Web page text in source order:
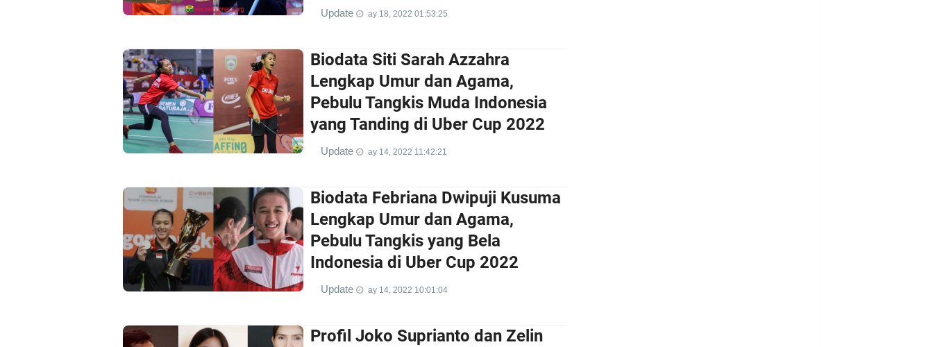
Update ay 18, 2022 01:53:25
Biodata Siti Sarah Azzahra
Lengkap Umur dan Agama,
Pebulu Tangkis Muda Indonesia
yang Tanding di Uber Cup 2022
Update ay 14, 2022 11:42:21
Biodata Febriana Dwipuji Kusuma
Lengkap Umur dan Agama,
Pebulu Tangkis yang Bela
Indonesia di Uber Cup 2022
Update ay 14, 2022 10:01:04
Profil Joko Suprianto dan Zelin